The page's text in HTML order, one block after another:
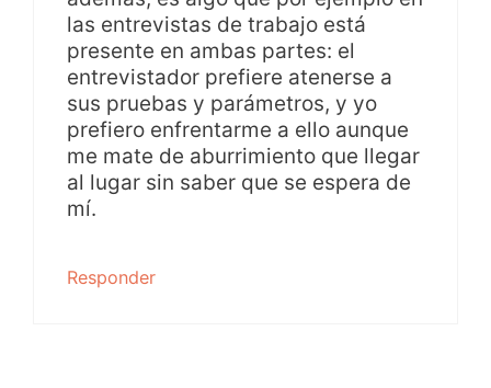
las entrevistas de trabajo está
presente en ambas partes: el
entrevistador prefiere atenerse a
sus pruebas y parámetros, y yo
prefiero enfrentarme a ello aunque
me mate de aburrimiento que llegar
al lugar sin saber que se espera de
mí.
Responder